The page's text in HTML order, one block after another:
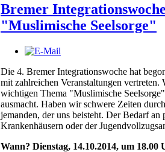
Bremer
"Muslimische Seelsorge"
Die 4. Bremer Integrationswoche hat
mit zahlreichen Veranstaltungen
wichtigen Thema "Muslimische
ausmacht. Haben wir schwere Zeiten
jemanden, der uns beisteht. Der Bedarf
Krankenhäusern oder der
Wann? Dienstag, 14.10.2014, um 18.00